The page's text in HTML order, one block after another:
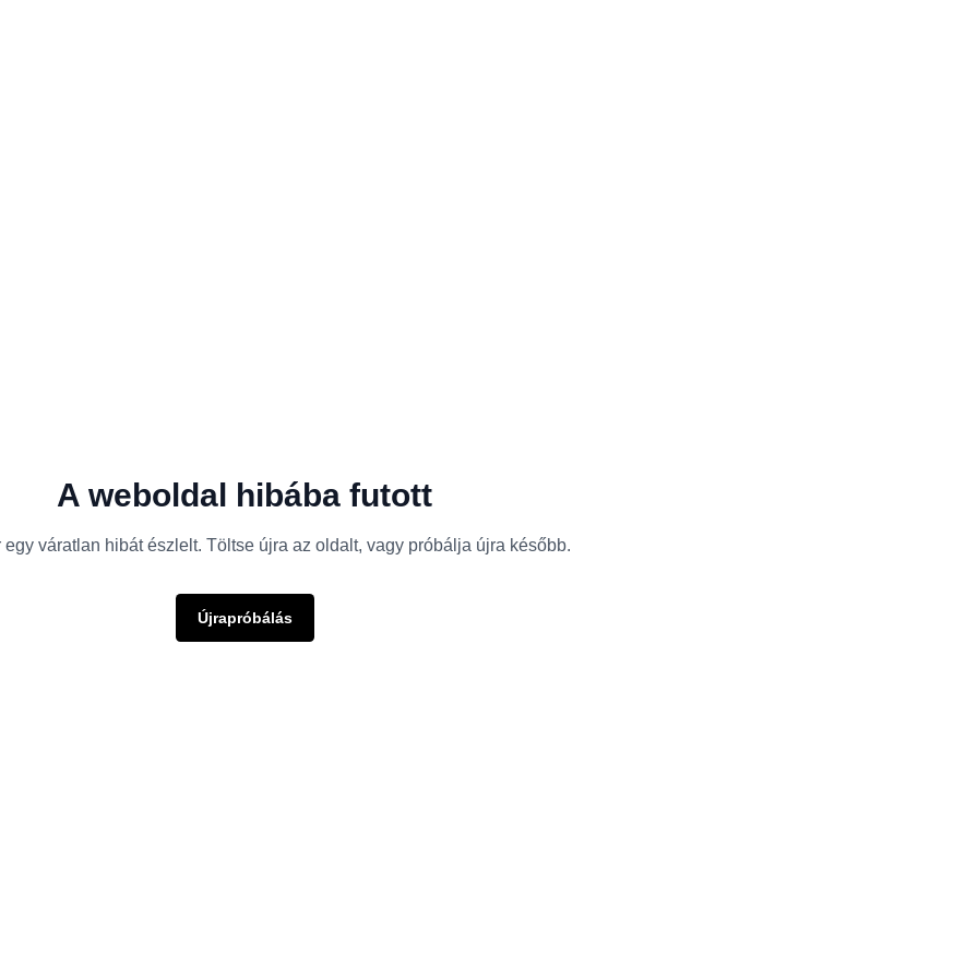
A weboldal hibába futott
egy váratlan hibát észlelt. Töltse újra az oldalt, vagy próbálja újra később.
Újrapróbálás